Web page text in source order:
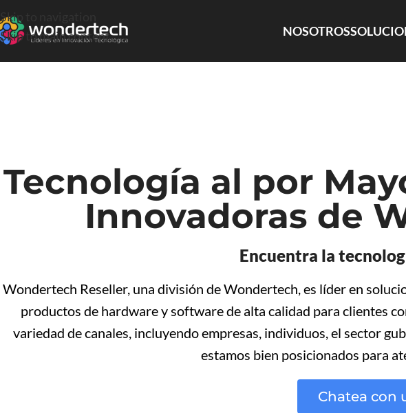
Skip to navigation
Skip to main content
NOSOTROS
Tecnología al por
Innovadoras de
Encuentra la
Wondertech Reseller, una división de Wondertech, es líder en
productos de hardware y software de alta calidad para clientes
variedad de canales, incluyendo empresas, individuos, el sector
estamos bien posicionados para
Chatea con